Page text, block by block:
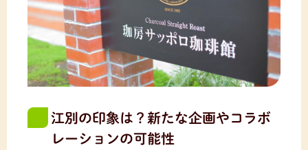
江別の印象は？新たな企画やコラボ
レーションの可能性